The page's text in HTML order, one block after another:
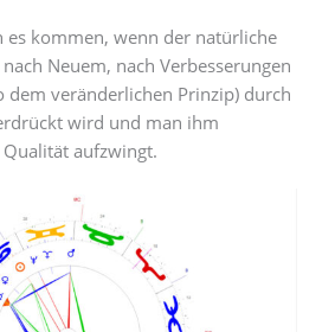
es kommen, wenn der natürliche
Neuem, nach Verbesserungen
dem veränderlichen Prinzip) durch
wird und man ihm
aufzwingt.